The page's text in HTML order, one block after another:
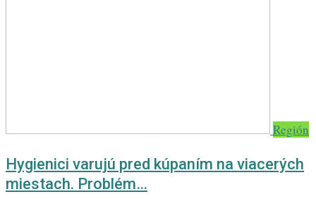
Región
Hygienici varujú pred kúpaním na viacerých
miestach. Problém…